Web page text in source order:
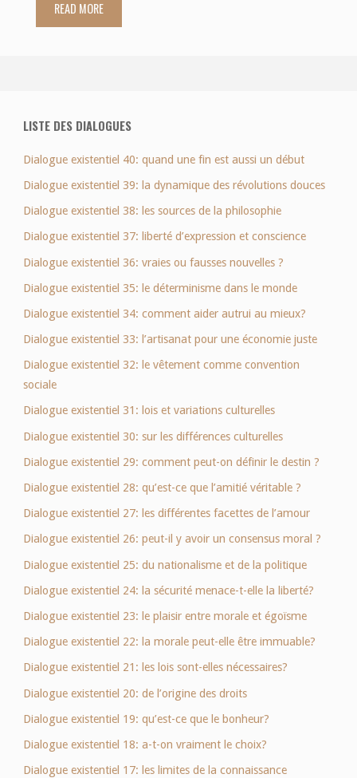
READ MORE"Dialogue
l’écureuille"
LISTE DES DIALOGUES
Dialogue existentiel 40: quand une fin est aussi un début
Dialogue existentiel 39: la dynamique des révolutions douces
Dialogue existentiel 38: les sources de la philosophie
Dialogue existentiel 37: liberté d’expression et conscience
Dialogue existentiel 36: vraies ou fausses nouvelles ?
Dialogue existentiel 35: le déterminisme dans le monde
Dialogue existentiel 34: comment aider autrui au mieux?
Dialogue existentiel 33: l’artisanat pour une économie juste
Dialogue existentiel 32: le vêtement comme convention
sociale
Dialogue existentiel 31: lois et variations culturelles
Dialogue existentiel 30: sur les différences culturelles
Dialogue existentiel 29: comment peut-on définir le destin ?
Dialogue existentiel 28: qu’est-ce que l’amitié véritable ?
Dialogue existentiel 27: les différentes facettes de l’amour
Dialogue existentiel 26: peut-il y avoir un consensus moral ?
Dialogue existentiel 25: du nationalisme et de la politique
Dialogue existentiel 24: la sécurité menace-t-elle la liberté?
Dialogue existentiel 23: le plaisir entre morale et égoïsme
Dialogue existentiel 22: la morale peut-elle être immuable?
Dialogue existentiel 21: les lois sont-elles nécessaires?
Dialogue existentiel 20: de l’origine des droits
Dialogue existentiel 19: qu’est-ce que le bonheur?
Dialogue existentiel 18: a-t-on vraiment le choix?
Dialogue existentiel 17: les limites de la connaissance